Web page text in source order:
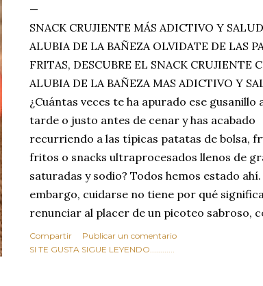
SNACK CRUJIENTE MÁS ADICTIVO Y
ALUBIA DE LA BAÑEZA OLVIDATE DE LAS
FRITAS, DESCUBRE EL SNACK CRUJIENTE
ALUBIA DE LA BAÑEZA MAS ADICTIVO Y
¿Cuántas veces te ha apurado ese gusanillo
tarde o justo antes de cenar y has acabado
recurriendo a las típicas patatas de bolsa,
fritos o snacks ultraprocesados llenos de
saturadas y sodio? Todos hemos estado ahí.
embargo, cuidarse no tiene por qué
renunciar al placer de un picoteo sabroso,
toque tostado y crujiente que tanto nos
Estas alubias crujientes al horno van a
Compartir
Publicar un comentario
SI TE GUSTA SIGUE LEYENDO............